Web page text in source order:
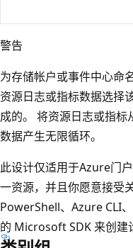
警告
为存储帐户或事件中心命
资源日志或指标数据选择
成的。 将资源日志或指
数据产生无限循环。
此设计仅适用于Azure门
一资源，并且你愿意接受
PowerShell、Azure CLI
的 Microsoft SDK 来创建